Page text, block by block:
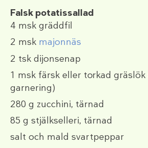
Falsk potatissallad
4 msk gräddfil
2 msk majonnäs
2 tsk dijonsenap
1 msk färsk eller torkad
garnering)
280 g zucchini, tärnad
85 g stjälkselleri, tärnad
salt och mald svartpeppar